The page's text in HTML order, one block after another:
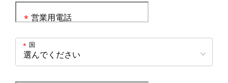
営業用電話
*
国
*